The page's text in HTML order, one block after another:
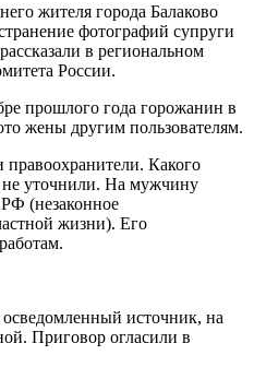
жителя города Балаково
фотографий супруги
в региональном
России.
прошлого года горожанин в
жены другим пользователям.
правоохранители. Какого
уточнили. На мужчину
(незаконное
жизни). Его
источник, на
Приговор огласили в